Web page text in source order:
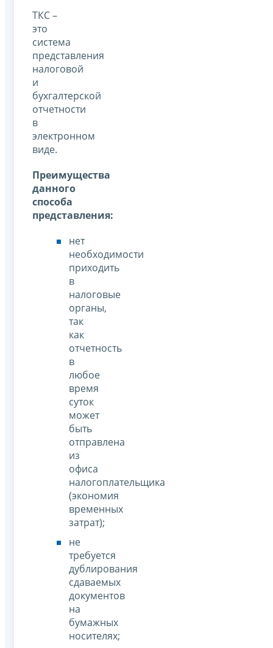
ТКС –
это
система
представления
налоговой
и
бухгалтерской
отчетности
в
электронном
виде.
Преимущества
данного
способа
представления:
нет
необходимости
приходить
в
налоговые
органы,
так
как
отчетность
в
любое
время
суток
может
быть
отправлена
из
офиса
налогоплательщика
(экономия
временных
затрат);
не
требуется
дублирования
сдаваемых
документов
на
бумажных
носителях;